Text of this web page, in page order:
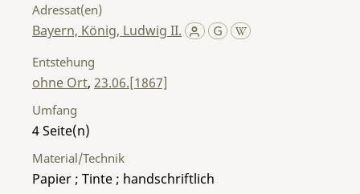
Adressat(en)
Bayern, König, Ludwig II.
Entstehung
ohne Ort, 23.06.[1867]
Umfang
4
Material/Technik
Papier ; Tinte ; handschriftlich